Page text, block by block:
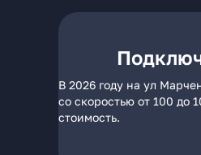
В 2026 году на ул
со скоростью от 100 до
стоимость.